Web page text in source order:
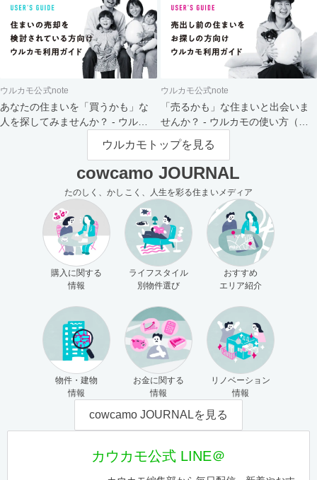
ウルカモ公式note
あなたの住まいを「買うかも」な
人を探してみませんか？ - ウルカ
ウルカモ公式note
「売るかも」な住まいと出会いま
せんか？ - ウルカモの使い方（買
主さま向け）
ウルカモトップを見る
cowcamo JOURNAL
たのしく、かしこく、人生を彩る住まいメディア
購入に関する
情報
ライフスタイル
別物件選び
おすすめ
エリア紹介
物件・建物
情報
お金に関する
情報
リノベーション
情報
cowcamo JOURNALを見る
カウカモ公式 LINE＠